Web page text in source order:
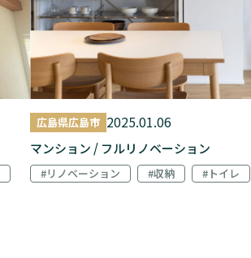
広島県広島市 2025.01.06
マンション / フルリノベーション
#リノベーション #収納 #トイレ